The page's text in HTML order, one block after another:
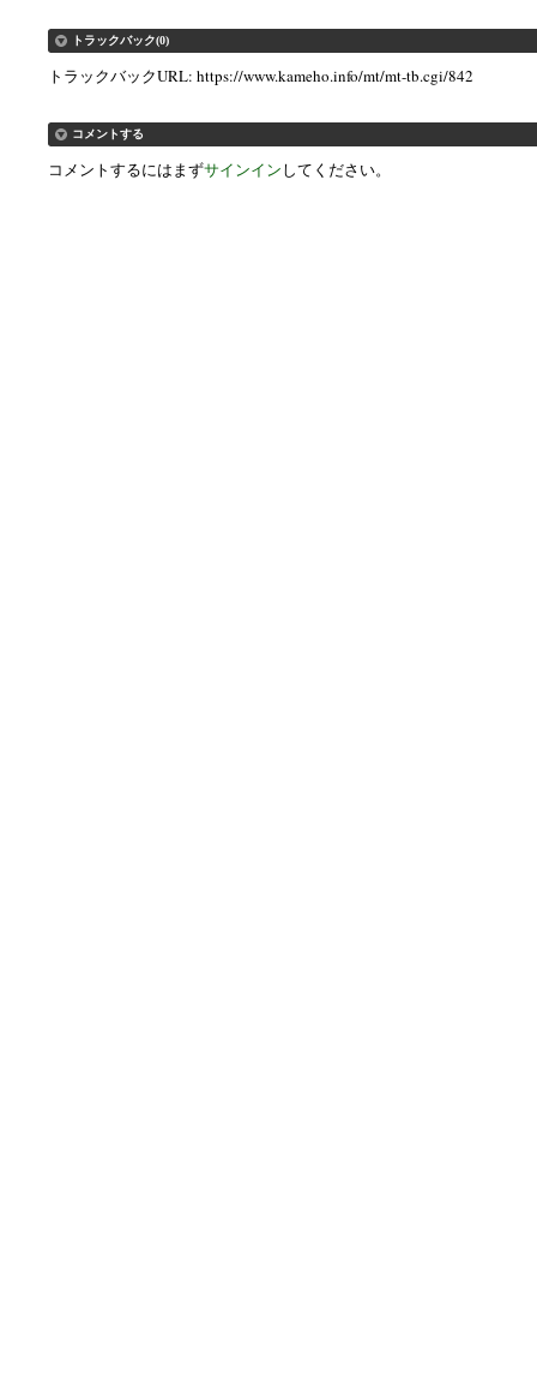
トラックバック(0)
トラックバックURL: https://www.kameho.info/mt/mt-tb.cgi/842
コメントする
コメントするにはまずサインインしてください。